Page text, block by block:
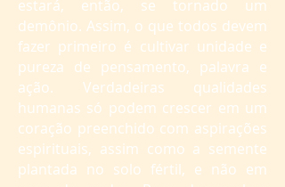
estará, então, se tornado um
demônio. Assim, o que todos devem
fazer primeiro é cultivar unidade e
pureza de pensamento, palavra e
ação. Verdadeiras qualidades
humanas só podem crescer em um
coração preenchido com aspirações
espirituais, assim como a semente
plantada no solo fértil, e não em